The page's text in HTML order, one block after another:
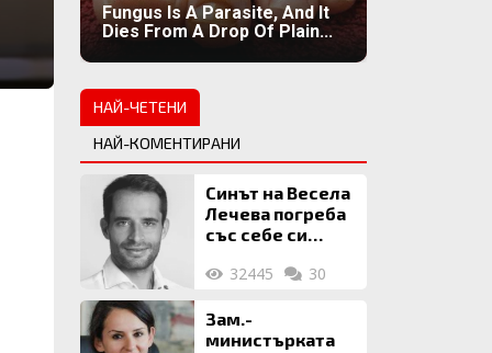
Fungus Is A Parasite, And It
Dies From A Drop Of Plain...
НАЙ-ЧЕТЕНИ
НАЙ-КОМЕНТИРАНИ
Синът на Весела
Лечева погреба
със себе си
млн. евро
32445 30
Зам.-
министърката